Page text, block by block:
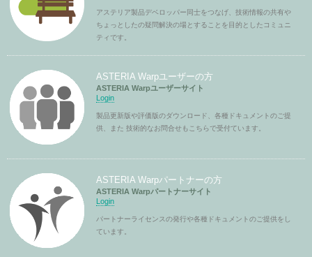
アステリア製品デベロッパー同士をつなげ、技術情報の共有や
ちょっとしたの疑問解決の場とすることを目的としたコミュニ
ティです。
ASTERIA Warpユーザーの方
ASTERIA Warpユーザーサイト
Login
製品更新版や評価版のダウンロード、各種ドキュメントのご提
供、また 技術的なお問合せもこちらで受付ています。
ASTERIA Warpパートナーの方
ASTERIA Warpパートナーサイト
Login
パートナーライセンスの発行や各種ドキュメントのご提供をし
ています。